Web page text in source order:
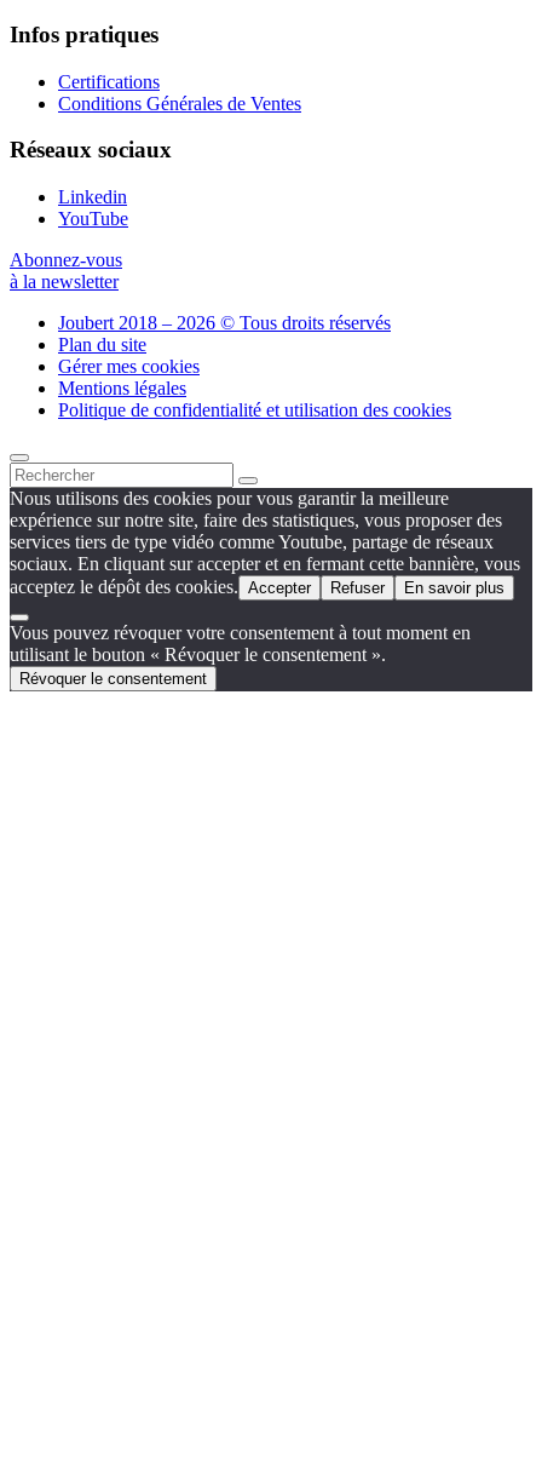
Infos pratiques
Certifications
Conditions Générales de Ventes
Réseaux sociaux
Linkedin
YouTube
Abonnez-vous
à la newsletter
Joubert 2018 – 2026 © Tous droits réservés
Plan du site
Gérer mes cookies
Mentions légales
Politique de confidentialité et utilisation des cookies
Nous utilisons des cookies pour vous garantir la meilleure
expérience sur notre site, faire des statistiques, vous proposer des
services tiers de type vidéo comme Youtube, partage de réseaux
sociaux. En cliquant sur accepter et en fermant cette bannière, vous
acceptez le dépôt des cookies. Accepter Refuser En savoir plus
Vous pouvez révoquer votre consentement à tout moment en
utilisant le bouton « Révoquer le consentement ».
Révoquer le consentement